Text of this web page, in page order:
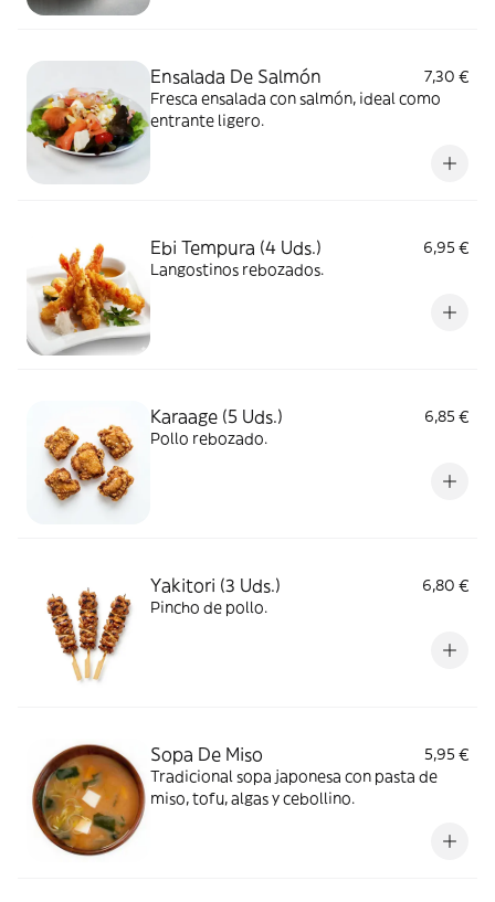
Ensalada De Salmón
7,30 €
Fresca ensalada con salmón, ideal como
entrante ligero.
Ebi Tempura (4 Uds.)
6,95 €
Langostinos rebozados.
Karaage (5 Uds.)
6,85 €
Pollo rebozado.
Yakitori (3 Uds.)
6,80 €
Pincho de pollo.
Sopa De Miso
5,95 €
Tradicional sopa japonesa con pasta de
miso, tofu, algas y cebollino.